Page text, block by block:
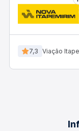
7,3 Viação